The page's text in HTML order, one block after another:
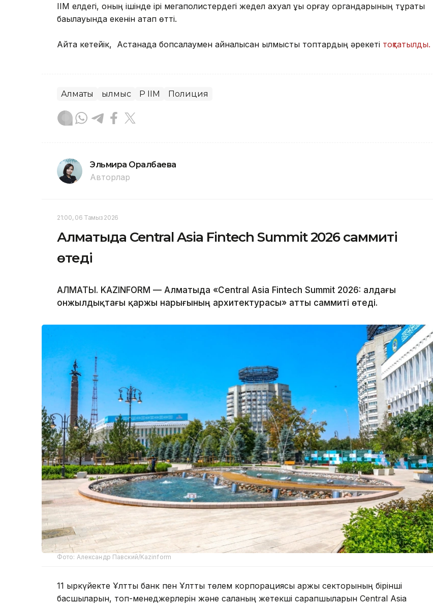
ІІМ елдегі, оның ішінде ірі мегаполистердегі жедел ахуал құқық қорғау органдарының тұрақты
бақылауында екенін атап өтті.
Айта кетейік, Астанада бопсалаумен айналысқан қылмыстық топтардың әрекеті тоқтатылды.
Алматы Қылмыс ҚР ІІМ Полиция
Эльмира Оралбаева
Авторлар
21:00, 06 Тамыз 2026
Алматыда Central Asia Fintech Summit 2026 саммиті
өтеді
АЛМАТЫ. KAZINFORM — Алматыда «Central Asia Fintech Summit 2026: алдағы
онжылдықтағы қаржы нарығының архитектурасы» атты саммиті өтеді.
Фото: Александр Павский/Kazinform
11 қыркүйекте Ұлттық банк пен Ұлттық төлем корпорациясы қаржы секторының бірінші
басшыларын, топ-менеджерлерін және саланың жетекші сарапшыларын Central Asia